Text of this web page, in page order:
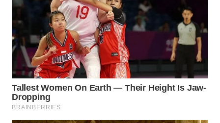
MAJALENGKA
SUBANG
WN
SUKABUMI
WN